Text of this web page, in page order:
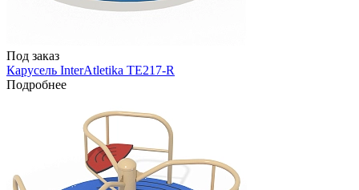
Под заказ
Карусель InterAtletika TE217-R
Подробнее